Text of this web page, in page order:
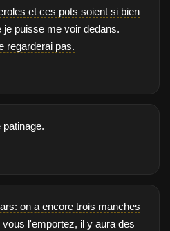
et ces pots soient si bien
puisse me voir dedans.
regarderai pas.
on a encore trois manches
l'emportez, il y aura des